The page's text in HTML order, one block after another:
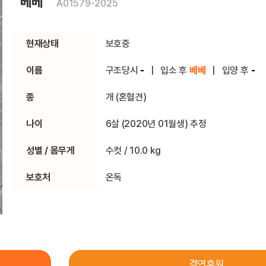
A01579-2025
현재상태 보호중
이름 구조당시 - 입소 후 베베 입양 후 -
종 개 (혼혈견)
나이 6살 (2020년 01월생) 추정
성별 / 몸무게 수컷 / 10.0 kg
보호처 온독